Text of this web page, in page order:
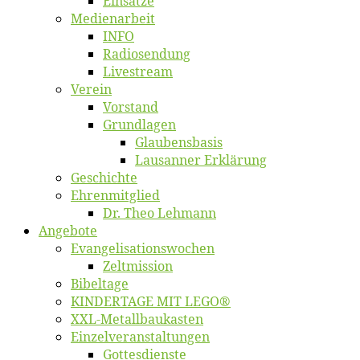
Me­di­en­ar­beit
INFO
Ra­dio­sen­dung
Live­stream
Ver­ein
Vor­stand
Grund­la­gen
Glaubens­ba­sis
Lausan­ner Erklärung
Ge­schich­te
Eh­ren­mit­glied
Dr. Theo Lehmann
An­ge­bo­te
Evangelisa­tions­wo­chen
Zelt­mis­si­on
Bi­bel­ta­ge
KINDERTAGE MIT LEGO®
XXL-Me­­tal­l­­bau­­kas­­ten
Einzelver­an­stal­tungen
Got­tes­diens­te